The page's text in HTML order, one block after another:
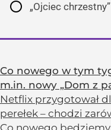
„Ojciec chrzestny”
Co nowego w tym
m.in. nowy „Dom z
Netflix przygotował
perełek – chodzi